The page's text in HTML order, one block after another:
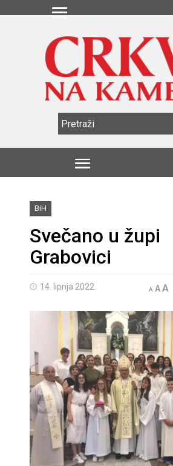
BiH
Svečano u župi
Grabovici
14. lipnja 2022. A AA